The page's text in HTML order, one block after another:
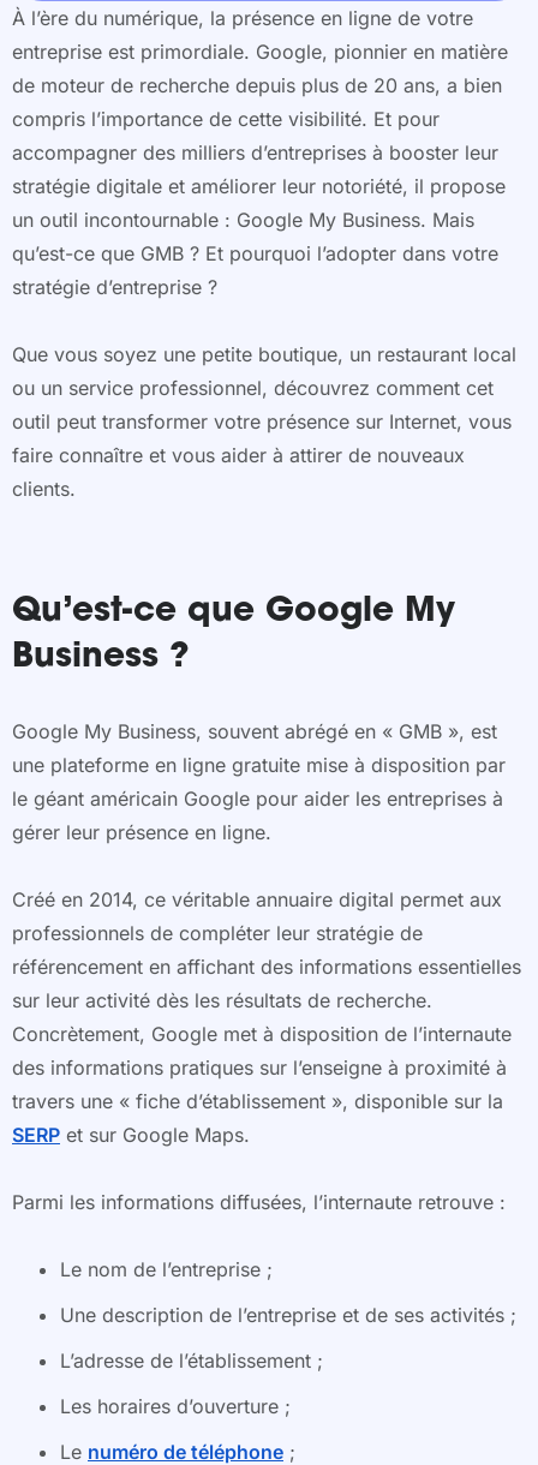
À l’ère du numérique, la présence en ligne de votre
entreprise est primordiale. Google, pionnier en matière
de moteur de recherche depuis plus de 20 ans, a bien
compris l’importance de cette visibilité. Et pour
accompagner des milliers d’entreprises à booster leur
stratégie digitale et améliorer leur notoriété, il propose
un outil incontournable : Google My Business. Mais
qu’est-ce que GMB ? Et pourquoi l’adopter dans votre
stratégie d’entreprise ?
Que vous soyez une petite boutique, un restaurant local
ou un service professionnel, découvrez comment cet
outil peut transformer votre présence sur Internet, vous
faire connaître et vous aider à attirer de nouveaux
clients.
Qu’est-ce que Google My
Business ?
Google My Business, souvent abrégé en « GMB », est
une plateforme en ligne gratuite mise à disposition par
le géant américain Google pour aider les entreprises à
gérer leur présence en ligne.
Créé en 2014, ce véritable annuaire digital permet aux
professionnels de compléter leur stratégie de
référencement en affichant des informations essentielles
sur leur activité dès les résultats de recherche.
Concrètement, Google met à disposition de l’internaute
des informations pratiques sur l’enseigne à proximité à
travers une « fiche d’établissement », disponible sur la
SERP et sur Google Maps.
Parmi les informations diffusées, l’internaute retrouve :
Le nom de l’entreprise ;
Une description de l’entreprise et de ses activités ;
L’adresse de l’établissement ;
Les horaires d’ouverture ;
Le numéro de téléphone ;